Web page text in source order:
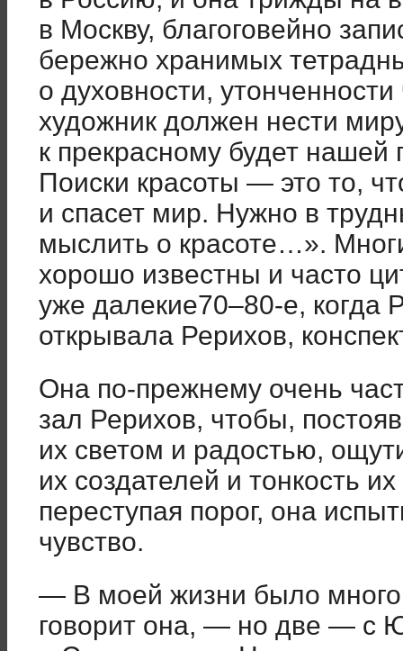
в Москву, благоговейно
бережно хранимых
о духовности,
художник должен нести
к прекрасному будет
Поиски красоты — это то,
и спасет мир. Нужно в
мыслить о красоте…».
хорошо известны и часто
уже далекие70–80-е, когда
открывала Рерихов,
Она по-прежнему очень
зал Рерихов, чтобы,
их светом и радостью,
их создателей и тонкость
переступая порог, она
чувство.
— В моей жизни было
говорит она, — но две — с